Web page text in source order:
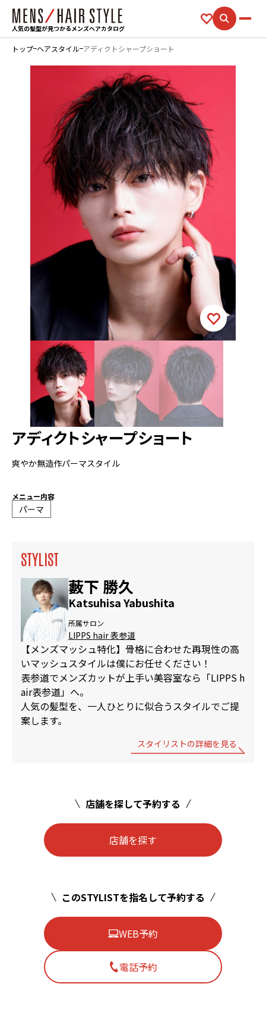
人気の髪型が見つかるメンズヘアカタログ
トップ ヘアスタイル アディクトシャープショート
アディクトシャープショート
爽やか無造作パーマスタイル
メニュー内容
パーマ
STYLIST
藪下 勝久
Katsuhisa Yabushita
所属サロン
LIPPS hair 表参道
【メンズマッシュ特化】骨格に合わせた再現性の高
いマッシュスタイルは僕にお任せください！
表参道でメンズカットが上手い美容室なら「LIPPS h
air表参道」へ。
人気の髪型を、一人ひとりに似合うスタイルでご提
案します。
スタイリストの詳細を見る
店舗を探して予約する
店舗を探す
このSTYLISTを指名して予約する
WEB予約
電話予約